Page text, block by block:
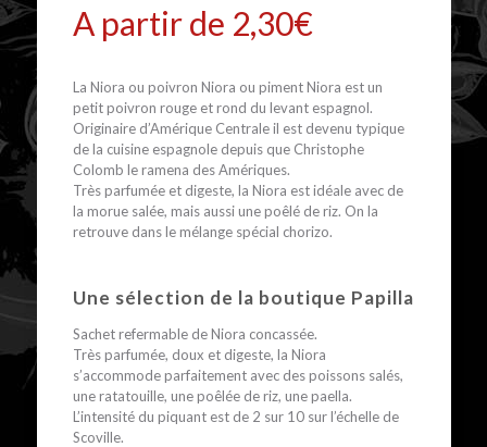
A partir de 2,30€
La Niora ou poivron Niora ou piment Niora est un
petit poivron rouge et rond du levant espagnol.
Originaire d’Amérique Centrale il est devenu typique
de la cuisine espagnole depuis que Christophe
Colomb le ramena des Amériques.
Très parfumée et digeste, la Niora est idéale avec de
la morue salée, mais aussi une poêlé de riz. On la
retrouve dans le mélange spécial chorizo.
Une sélection de la boutique Papilla
Sachet refermable de Niora concassée.
Très parfumée, doux et digeste, la Niora
s’accommode parfaitement avec des poissons salés,
une ratatouille, une poêlée de riz, une paella.
L’intensité du piquant est de 2 sur 10 sur l’échelle de
Scoville.